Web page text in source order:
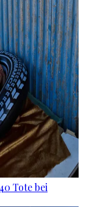
Tote bei